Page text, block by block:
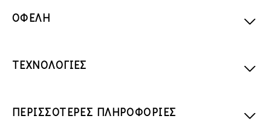
ΟΦΕΛΗ
ΤΕΧΝΟΛΟΓΙΕΣ
ΠΕΡΙΣΣΟΤΕΡΕΣ ΠΛΗΡΟΦΟΡΙΕΣ